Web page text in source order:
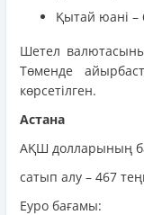
Қытай юані –
Шетел
Төменде
көрсетілген.
Астана
АҚШ долларының
сатып алу – 467
Еуро бағамы: